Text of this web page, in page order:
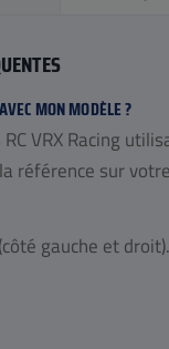
MON MODÈLE ?
VRX Racing
référence sur
gauche et droit).